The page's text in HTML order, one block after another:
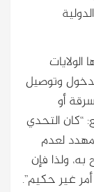
وتوصيل
أو
“كان التحدي
مهدد لعدم
ولذا فإن
غير حكيم”.